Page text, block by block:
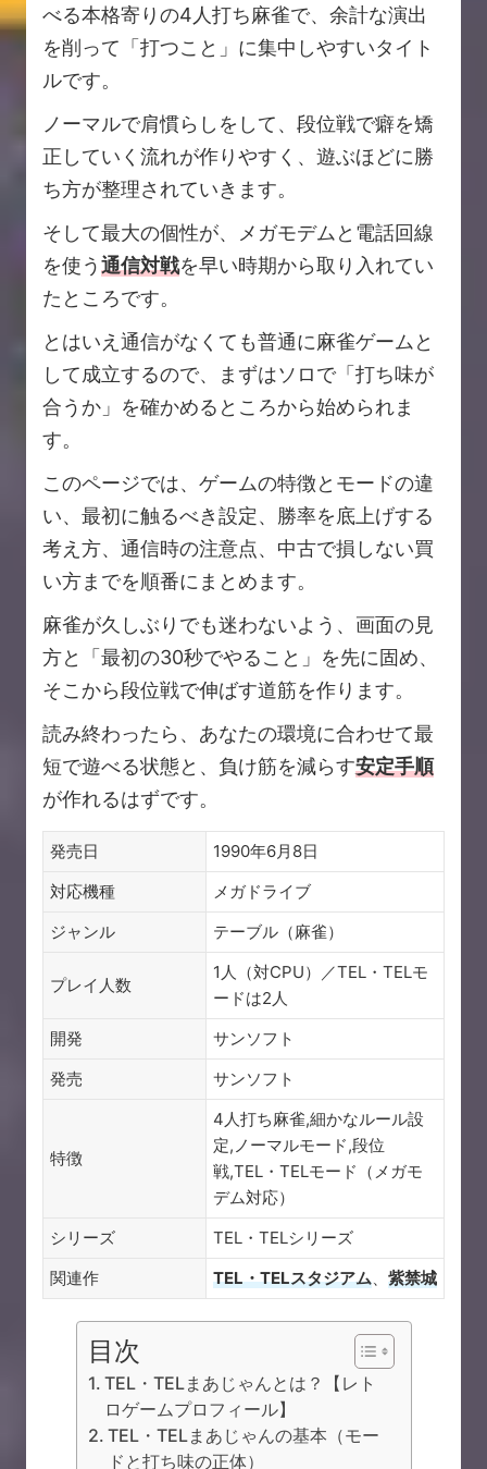
べる本格寄りの4人打ち麻雀で、余計な演出
を削って「打つこと」に集中しやすいタイト
ルです。
ノーマルで肩慣らしをして、段位戦で癖を矯
正していく流れが作りやすく、遊ぶほどに勝
ち方が整理されていきます。
そして最大の個性が、メガモデムと電話回線
を使う通信対戦を早い時期から取り入れてい
たところです。
とはいえ通信がなくても普通に麻雀ゲームと
して成立するので、まずはソロで「打ち味が
合うか」を確かめるところから始められま
す。
このページでは、ゲームの特徴とモードの違
い、最初に触るべき設定、勝率を底上げする
考え方、通信時の注意点、中古で損しない買
い方までを順番にまとめます。
麻雀が久しぶりでも迷わないよう、画面の見
方と「最初の30秒でやること」を先に固め、
そこから段位戦で伸ばす道筋を作ります。
読み終わったら、あなたの環境に合わせて最
短で遊べる状態と、負け筋を減らす安定手順
が作れるはずです。
発売日
1990年6月8日
対応機種
メガドライブ
ジャンル
テーブル（麻雀）
プレイ人数
1人（対CPU）／TEL・TELモ
ードは2人
開発
サンソフト
発売
サンソフト
特徴
4人打ち麻雀,細かなルール設
定,ノーマルモード,段位
戦,TEL・TELモード（メガモ
デム対応）
シリーズ
TEL・TELシリーズ
関連作
TEL・TELスタジアム、 紫禁城
目次
TEL・TELまあじゃんとは？【レト
ロゲームプロフィール】
TEL・TELまあじゃんの基本（モー
ドと打ち味の正体）